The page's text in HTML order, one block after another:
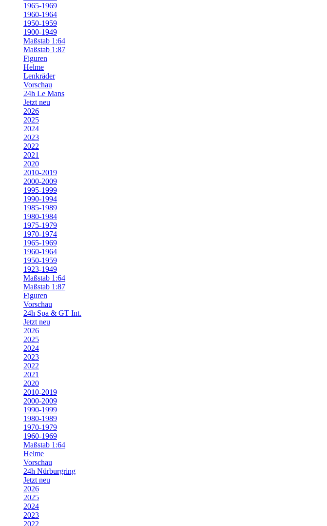
1965-1969
1960-1964
1950-1959
1900-1949
Maßstab 1:64
Maßstab 1:87
Figuren
Helme
Lenkräder
Vorschau
24h Le Mans
Jetzt neu
2026
2025
2024
2023
2022
2021
2020
2010-2019
2000-2009
1995-1999
1990-1994
1985-1989
1980-1984
1975-1979
1970-1974
1965-1969
1960-1964
1950-1959
1923-1949
Maßstab 1:64
Maßstab 1:87
Figuren
Vorschau
24h Spa & GT Int.
Jetzt neu
2026
2025
2024
2023
2022
2021
2020
2010-2019
2000-2009
1990-1999
1980-1989
1970-1979
1960-1969
Maßstab 1:64
Helme
Vorschau
24h Nürburgring
Jetzt neu
2026
2025
2024
2023
2022